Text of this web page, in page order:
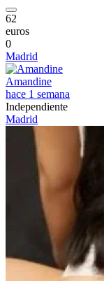
62
euros
0
Madrid
Amandine
hace 1 semana
Independiente
Madrid